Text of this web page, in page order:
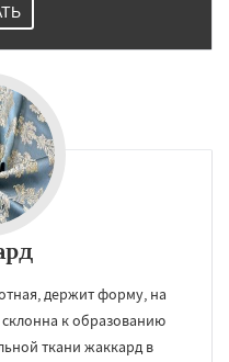
держит форму, на
к образованию
ткани жаккард в